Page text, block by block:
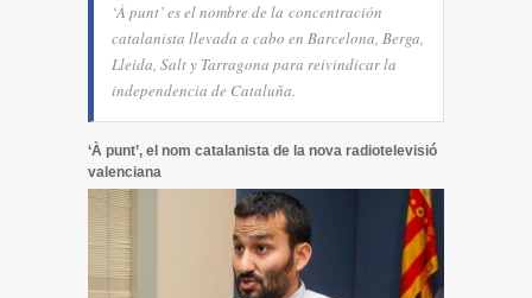
‘À punt’ es el nombre de la concentración
catalanista llevada a cabo en Barcelona, Berga,
Lleida, Salt y Tarragona para reivindicar la
independencia de Cataluña.
‘À punt’, el nom catalanista de la nova radiotelevisió
valenciana